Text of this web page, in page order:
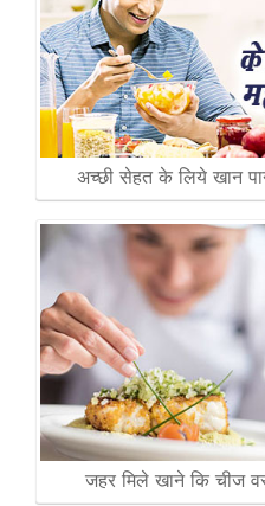
अच्छी सेहत के लिये खान
जहर मिले खाने कि चीज